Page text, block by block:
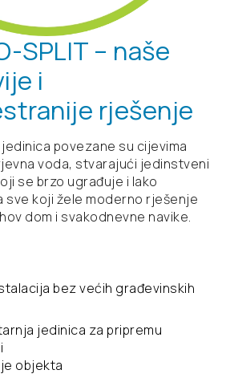
SPLIT – naše
i
rješenje
povezane su cijevima
voda, stvarajući jedinstveni
se brzo ugrađuje i lako
sve koji žele moderno rješenje
dom i svakodnevne navike.
bez većih građevinskih
jedinica za pripremu
objekta
radni medij za optimalnu
s europskim propisima
me"
zraka
upravljanje
upravljanje putem aplikacije ili
uz pomoć sustava
Google Assistant
senzoru
upravljanje putem aplikacije ili
uz pomoć sustava
Google Assistant